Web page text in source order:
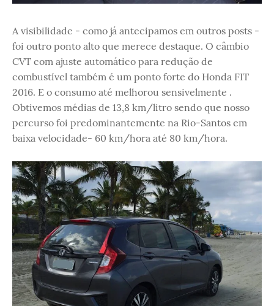
A visibilidade - como já antecipamos em outros posts -
foi outro ponto alto que merece destaque. O câmbio
CVT com ajuste automático para redução de
combustível também é um ponto forte do Honda FIT
2016. E o consumo até melhorou sensivelmente .
Obtivemos médias de 13,8 km/litro sendo que nosso
percurso foi predominantemente na Rio-Santos em
baixa velocidade- 60 km/hora até 80 km/hora.